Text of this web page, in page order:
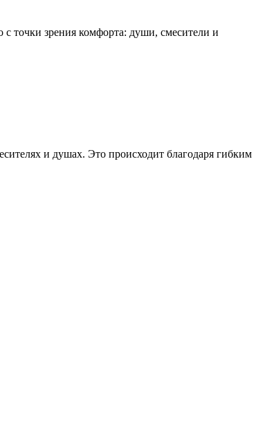
точки зрения комфорта: души, смесители и
и душах. Это происходит благодаря гибким